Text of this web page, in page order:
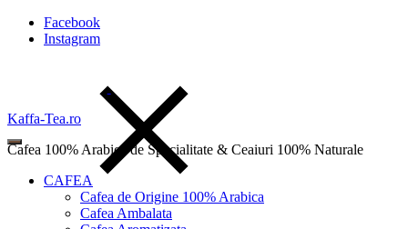
Facebook
Instagram
Kaffa-Tea.ro
Cafea 100% Arabica de Specialitate & Ceaiuri 100% Naturale
CAFEA
Cafea de Origine 100% Arabica
Cafea Ambalata